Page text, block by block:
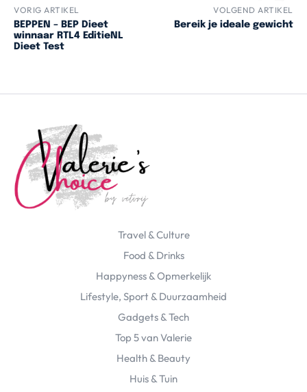
VORIG ARTIKEL
BEPPEN – BEP Dieet
winnaar RTL4 EditieNL
Dieet Test
VOLGEND ARTIKEL
Bereik je ideale gewicht
Travel & Culture
Food & Drinks
Happyness & Opmerkelijk
Lifestyle, Sport & Duurzaamheid
Gadgets & Tech
Top 5 van Valerie
Health & Beauty
Huis & Tuin